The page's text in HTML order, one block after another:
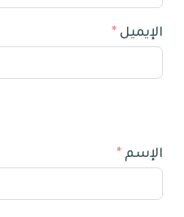
الإيميل
الإسم